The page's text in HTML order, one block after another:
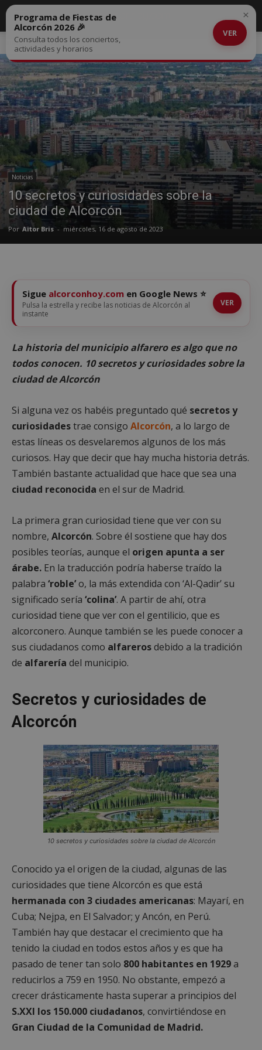
Inicio Noticias
Noticias
10 secretos y curiosidades sobre la
ciudad de Alcorcón
Por Aitor Bris - miércoles, 16 de agosto de 2023
Programa de Fiestas de
Alcorcón 2026 🎉
Consulta todos los conciertos,
actividades y horarios
VER
×
Sigue alcorconhoy.com en Google News ⭐
Pulsa la estrella y recibe las noticias de Alcorcón al
instante
VER
La historia del municipio alfarero es algo que no
todos conocen. 10 secretos y curiosidades sobre la
ciudad de Alcorcón
Si alguna vez os habéis preguntado qué secretos y
curiosidadestrae consigo Alcorcón, a lo largo de
estas líneas os desvelaremos algunos de los más
curiosos. Hay que decir que hay mucha historia detrás.
También bastante actualidad que hace que sea una
ciudad reconocida en el sur de Madrid.
La primera gran curiosidad tiene que ver con su
nombre, Alcorcón. Sobre él sostiene que hay dos
posibles teorías, aunque el origen apunta a ser
árabe. En la traducción podría haberse traído la
palabra ‘roble’o, la más extendida con ‘Al-Qadir’ su
significado sería ‘colina’. A partir de ahí, otra
curiosidad tiene que ver con el gentilicio, que es
alcorconero. Aunque también se les puede conocer a
sus ciudadanos como alfarerosdebido a la tradición
de alfarería del municipio.
Secretos y curiosidades de
Alcorcón
10 secretos y curiosidades sobre la ciudad de Alcorcón
Conocido ya el origen de la ciudad, algunas de las
curiosidades que tiene Alcorcón es que está
hermanada con 3 ciudades americanas: Mayarí, en
Cuba; Nejpa, en El Salvador; y Ancón, en Perú.
También hay que destacar el crecimiento que ha
tenido la ciudad en todos estos años y es que ha
pasado de tener tan solo 800 habitantes en 1929a
reducirlos a 759 en 1950. No obstante, empezó a
crecer drásticamente hasta superar a principios del
S.XXI los 150.000 ciudadanos, convirtiéndose en
Gran Ciudad de la Comunidad de Madrid.